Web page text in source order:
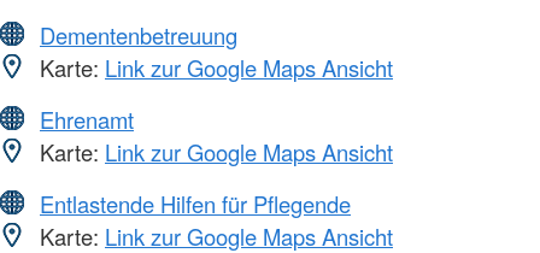
Dementenbetreuung
Karte: Link zur Google Maps Ansicht
Ehrenamt
Karte: Link zur Google Maps Ansicht
Entlastende Hilfen für Pflegende
Karte: Link zur Google Maps Ansicht